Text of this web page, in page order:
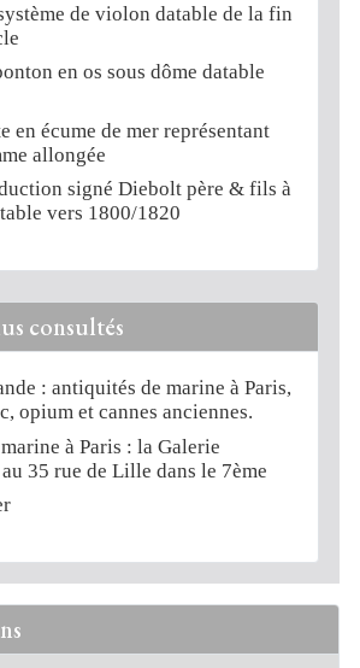
de violon datable de la fin
en os sous dôme datable
en écume de mer représentant
allongée
signé Diebolt père & fils à
vers 1800/1820
consultés
: antiquités de marine à Paris,
opium et cannes anciennes.
à Paris : la Galerie
35 rue de Lille dans le 7ème